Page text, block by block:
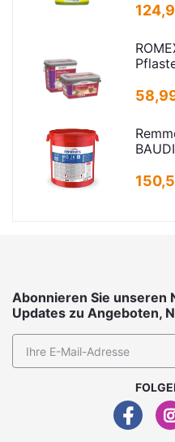
Abonnieren Sie unseren
Updates zu Angeboten,